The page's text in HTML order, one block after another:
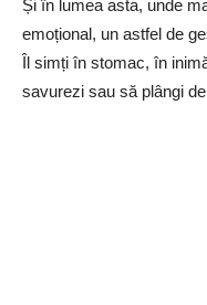
Și în lumea asta, unde
emoțional, un astfel de
Îl simți în stomac, în
savurezi sau să plângi